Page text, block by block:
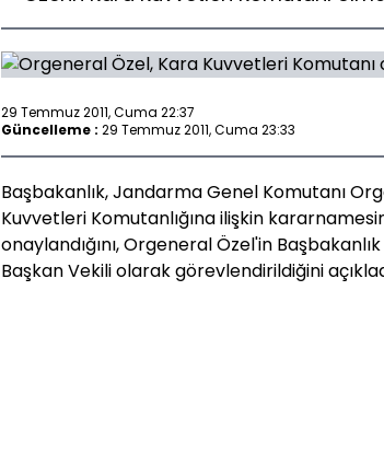
29 Temmuz 2011, Cuma 22:37
Güncelleme : 29 Temmuz 2011, Cuma 23:33
Başbakanlık, Jandarma Genel Komutanı
Kuvvetleri Komutanlığına ilişkin
onaylandığını, Orgeneral Özel'in
Başkan Vekili olarak görevlendirildiğini